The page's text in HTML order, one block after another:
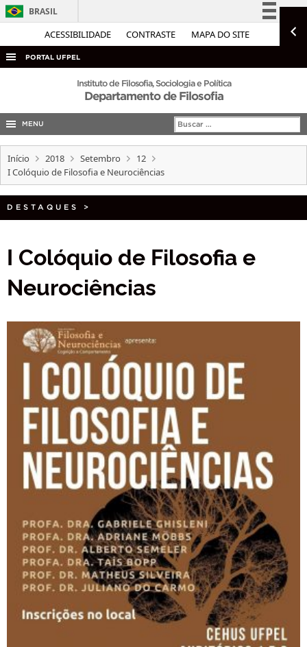
ACESSIBILIDADE CONTRASTE MAPA DO SITE
BRASIL
Simplifique!
Acesso à informação
Legislação
Canais
PORTAL UFPEL
ACESSO À INFORMAÇÃO
COBALTO
EDITAIS
INTERNACIONAL
OUVIDORIA
TELEFONES
Instituto de Filosofia, Sociologia e Política
Departamento de Filosofia
MENU
Início 2018 Setembro
12
I Colóquio de Filosofia e Neurociências
DESTAQUES >
I Colóquio de Filosofia e
Neurociências